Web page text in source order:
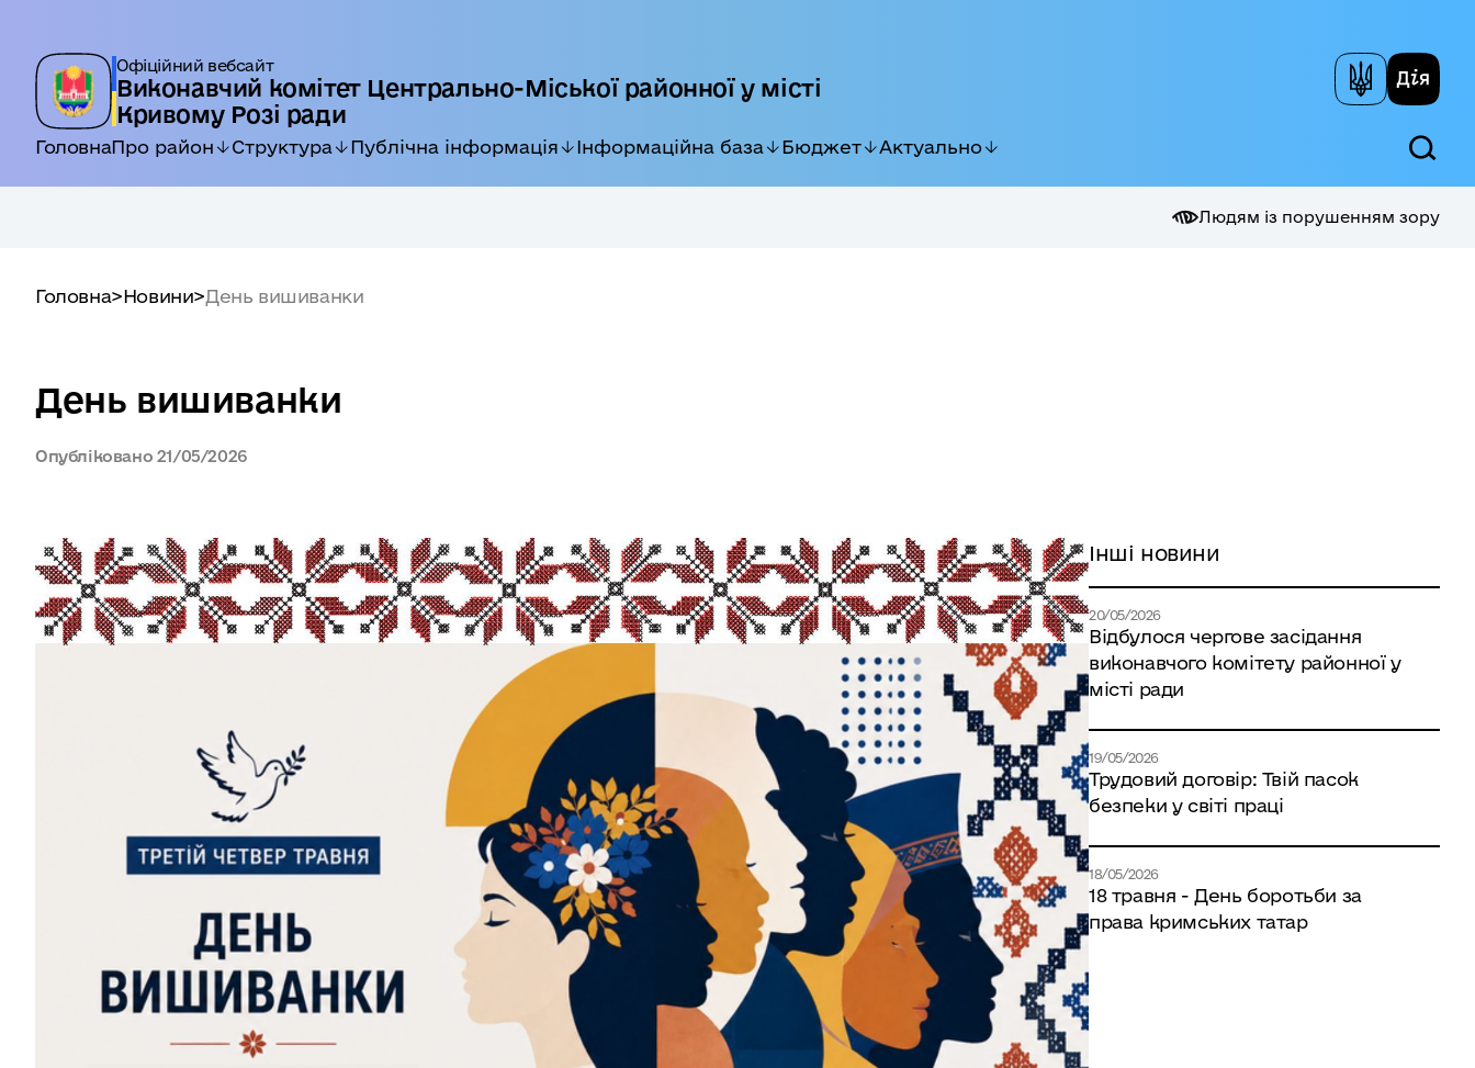
Офіційний вебсайт
Виконавчий комітет Центрально-Міської районної у місті
Кривому Розі ради
ГоловнаПро район Структура Публічна інформація Інформаційна база Бюджет Актуально
Людям із порушенням зору
Головна>Новини>День вишиванки
День вишиванки
Опубліковано 21/05/2026
Інші новини
20/05/2026
Відбулося чергове засідання
виконавчого комітету районної у
місті ради
19/05/2026
Трудовий договір: Твій пасок
безпеки у світі праці
18/05/2026
18 травня - День боротьби за
права кримських татар